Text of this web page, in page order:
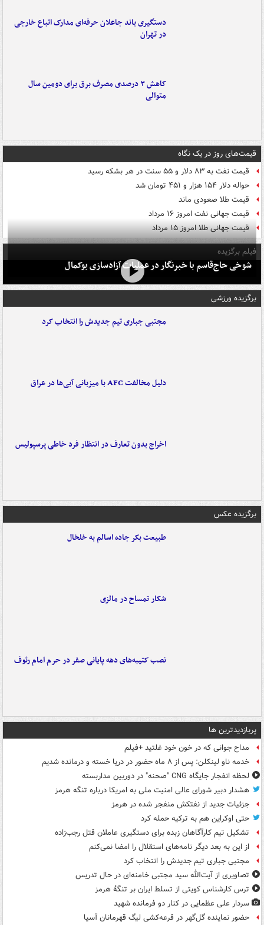
دستگیری باند جاعلان حرفه‌ای مدارک اتباع خارجی
در تهران
کاهش ۳ درصدی مصرف برق برای دومین سال
متوالی
قیمت‌های روز در یک نگاه
قیمت نفت به ۸۳ دلار و ۵۵ سنت در هر بشکه رسید
حواله دلار ۱۵۴ هزار و ۴۵۱ تومان شد
قیمت طلا صعودی ماند
قیمت جهانی نفت امروز ۱۶ مرداد
قیمت جهانی طلا امروز ۱۵ مرداد
فیلم برگزیده
شوخی حاج‌قاسم با خبرنگار در عملیات آزادسازی بوکمال
برگزیده ورزشی
مجتبی جباری تیم جدیدش را انتخاب کرد
دلیل مخالفت AFC با میزبانی آبی‌ها در عراق
اخراج بدون تعارف در انتظار فرد خاطی پرسپولیس
برگزیده عکس
طبیعت بکر جاده اسالم به خلخال
شکار تمساح در مالزی
نصب کتیبه‌های دهه پایانی صفر در حرم امام رئوف
پربازدیدترین ها
مداح جوانی که در خون خود غلتید +فیلم
خدمه ناو لینکلن: پس از ۸ ماه حضور در دریا خسته و درمانده‌ شدیم
لحظه انفجار جایگاه CNG "صحنه" در دوربین مداربسته
هشدار دبیر شورای عالی امنیت ملی به امریکا درباره تنگه هرمز
جزئیات جدید از نفتکش منفجر شده در هرمز
حتی اوکراین هم به ترکیه حمله کرد
تشکیل تیم کارآگاهان زبده برای دستگیری عاملان قتل رجب‌زاده
از این به بعد دیگر نامه‌های استقلال را امضا نمی‌کنم
مجتبی جباری تیم جدیدش را انتخاب کرد
تصاویری از آیت‌الله سید مجتبی خامنه‌ای در حال تدریس
ترس کارشناس کویتی از تسلط ایران بر تنگۀ هرمز
سردار علی عظمایی در کنار دو فرمانده شهید
حضور نماینده گل‌گهر در قرعه‌کشی لیگ قهرمانان آسیا